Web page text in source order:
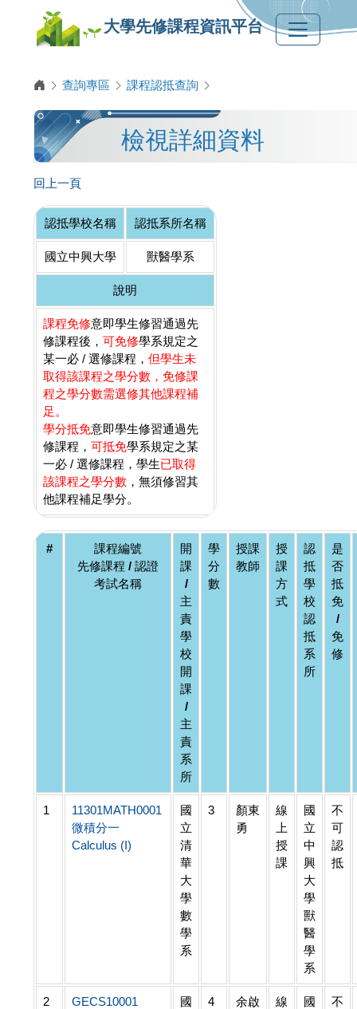
大學先修課程資訊平台
查詢專區 課程認抵查詢
檢視詳細資料
回上一頁
認抵學校名稱 認抵系所名稱
國立中興大學 獸醫學系
說明
課程免修意即學生修習通過先
修課程後， 可免修學系規定之
某一必 / 選修課程， 但學生未
取得該課程之學分數，免修課
程之學分數需選修其他課程補
足。
學分抵免意即學生修習通過先
修課程， 可抵免學系規定之某
一必 / 選修課程，學生已取得
該課程之學分數 ，無須修習其
他課程補足學分。
#
課程編號
先修課程 / 認證
考試名稱
開
課
/
主
責
學
校
開
課
/
主
責
系
所
學
分
數
授課
教師
授
課
方
式
認
抵
學
校
認
抵
系
所
是
否
抵
免
/
免
修
1
11301MATH0001
微積分一
Calculus (I)
國
立
清
華
大
學
數
學
系
3
顏東
勇
線
上
授
課
國
立
中
興
大
學
獸
醫
學
系
不
可
認
抵
2
GECS10001
國
4
余啟
線
國
不